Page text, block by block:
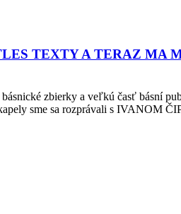
TEXTY A TERAZ MA
zbierky a veľkú časť básní
sme sa rozprávali s IVANOM